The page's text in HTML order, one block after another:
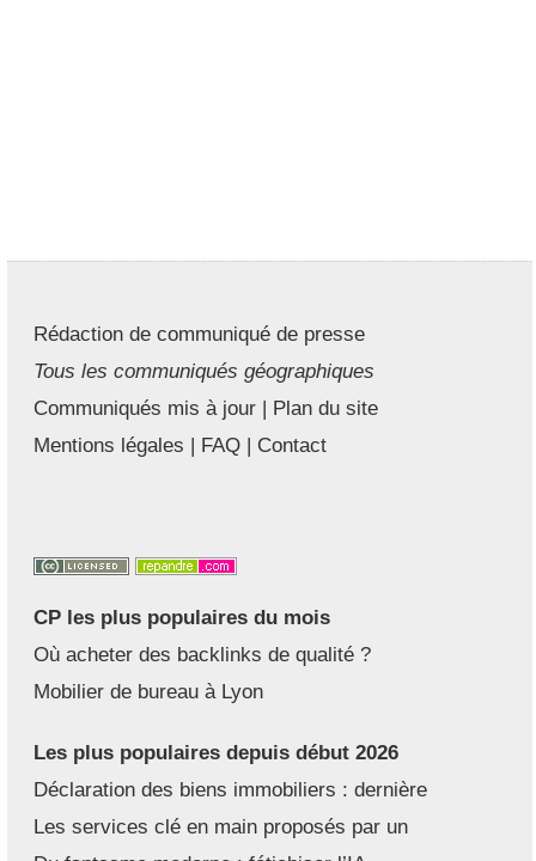
Rédaction de communiqué de presse
Tous les communiqués géographiques
Communiqués mis à jour | Plan du site
Mentions légales | FAQ | Contact
CP les plus populaires du mois
Où acheter des backlinks de qualité ?
Mobilier de bureau à Lyon
Les plus populaires depuis début 2026
Déclaration des biens immobiliers : dernière
Les services clé en main proposés par un